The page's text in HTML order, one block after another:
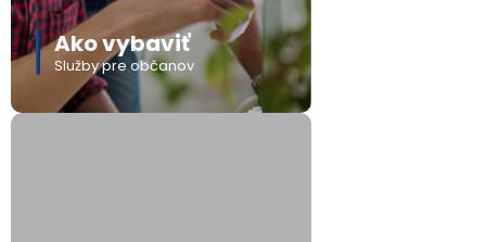
Ako vybaviť
Služby pre občanov